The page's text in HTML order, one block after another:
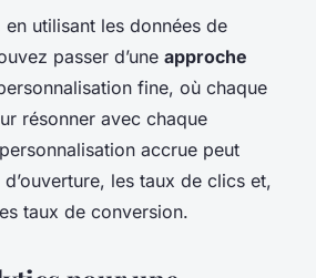
en utilisant les données de
passer d’une approche
fine, où chaque
résonner avec chaque
accrue peut
les taux de clics et,
taux de conversion.